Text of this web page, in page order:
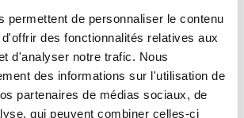
permettent de personnaliser le contenu
des fonctionnalités relatives aux
d'analyser notre trafic. Nous
des informations sur l'utilisation de
partenaires de médias sociaux, de
qui peuvent combiner celles-ci
2019